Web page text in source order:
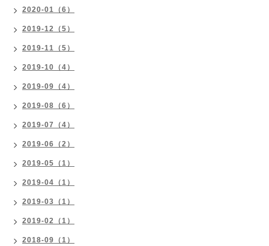
2020-01（6）
2019-12（5）
2019-11（5）
2019-10（4）
2019-09（4）
2019-08（6）
2019-07（4）
2019-06（2）
2019-05（1）
2019-04（1）
2019-03（1）
2019-02（1）
2018-09（1）